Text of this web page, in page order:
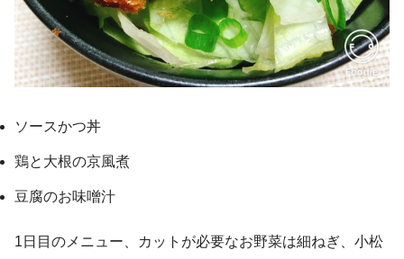
ソースかつ丼
鶏と大根の京風煮
豆腐のお味噌汁
1日目のメニュー、カットが必要なお野菜は細ねぎ、小松